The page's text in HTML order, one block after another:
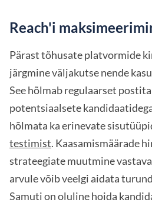
Reach'i
Pärast tõhusate platvormide
järgmine väljakutse nende
See hõlmab regulaarset
potentsiaalsete
hõlmata ka erinevate
testimist. Kaasamismäärade
strateegiate muutmine
arvule võib veelgi aidata
Samuti on oluline hoida